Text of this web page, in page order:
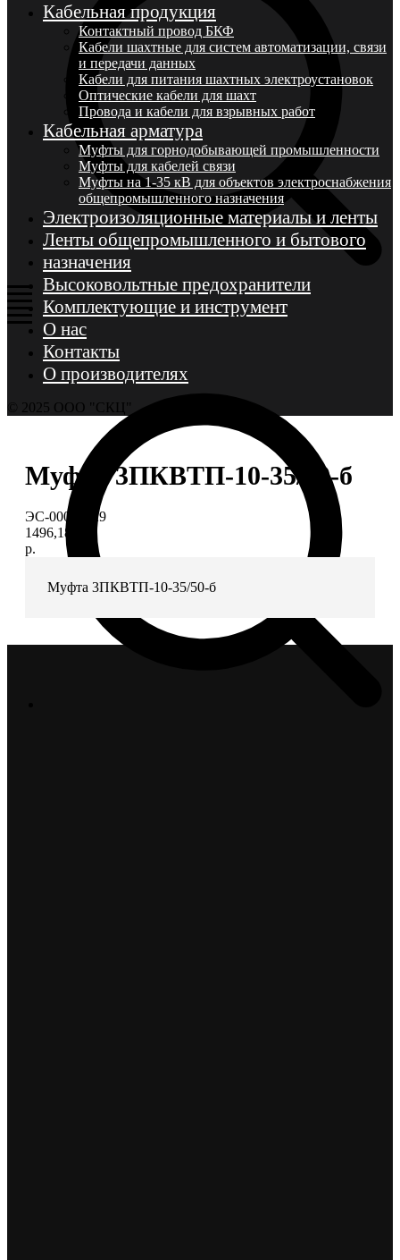
Кабельная продукция
Контактный провод БКФ
Кабели шахтные для систем автоматизации, связи
и передачи данных
Кабели для питания шахтных электроустановок
Оптические кабели для шахт
Провода и кабели для взрывных работ
Кабельная арматура
Муфты для горнодобывающей промышленности
Муфты для кабелей связи
Муфты на 1-35 кВ для объектов электроснабжения
общепромышленного назначения
Электроизоляционные материалы и ленты
Ленты общепромышленного и бытового
назначения
Высоковольтные предохранители
Комплектующие и инструмент
О нас
Контакты
О производителях
© 2025 ООО "СКЦ"
Муфта 3ПКВТП-10-35/50-б
ЭС-00006729
1496,18
р.
Муфта 3ПКВТП-10-35/50-б